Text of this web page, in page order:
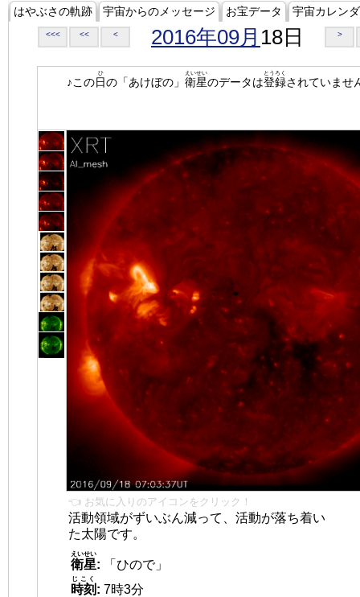
はやぶさの軌跡 宇宙からのメッセージ お宝データ 宇宙カレン
<<< << < 2016年09月 18日 >
♪この日
ひ
の「あけぼの」 衛星
えいせい
のデータは登録
とうろく
されていませ
👈 お気に入りのアイコンをクリック！
活動領域がずいぶん減って、活動が落ち着い
た太陽です。
衛星
えいせい
:
「ひので」
時刻
じこく
: 7時3分